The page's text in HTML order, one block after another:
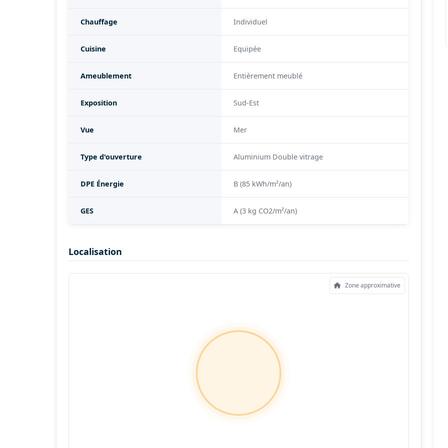
Chauffage Individuel
Cuisine Equipée
Ameublement Entièrement meublé
Exposition Sud-Est
Vue Mer
Type d'ouverture Aluminium Double vitrage
DPE Énergie B (85 kWh/m²/an)
GES A (3 kg CO2/m²/an)
Localisation
Zone approximative